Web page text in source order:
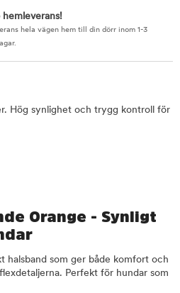
hemleverans!
hela vägen hem till din dörr inom 1-3
Hög synlighet och trygg kontroll för
Orange - Synligt
halsband som ger både komfort och
Perfekt för hundar som